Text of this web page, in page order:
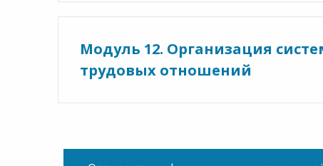
Модуль 12. Организация
трудовых отношений